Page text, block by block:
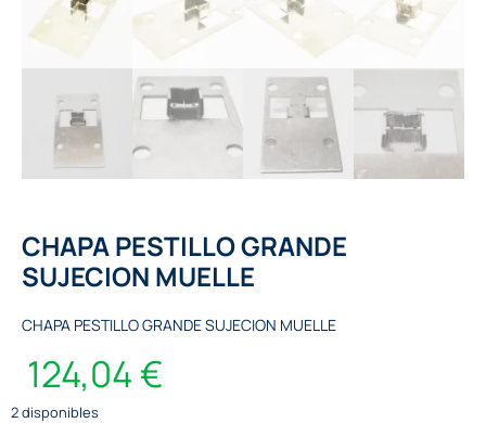
CHAPA PESTILLO GRANDE
SUJECION MUELLE
CHAPA PESTILLO GRANDE SUJECION MUELLE
124,04 €
2 disponibles